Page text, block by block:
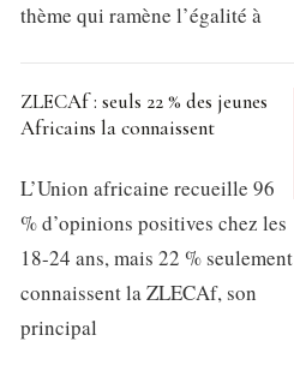
thème qui ramène l’égalité à
ZLECAf : seuls 22 % des jeunes
Africains la connaissent
L’Union africaine recueille 96
% d’opinions positives chez les
18-24 ans, mais 22 % seulement
connaissent la ZLECAf, son
principal